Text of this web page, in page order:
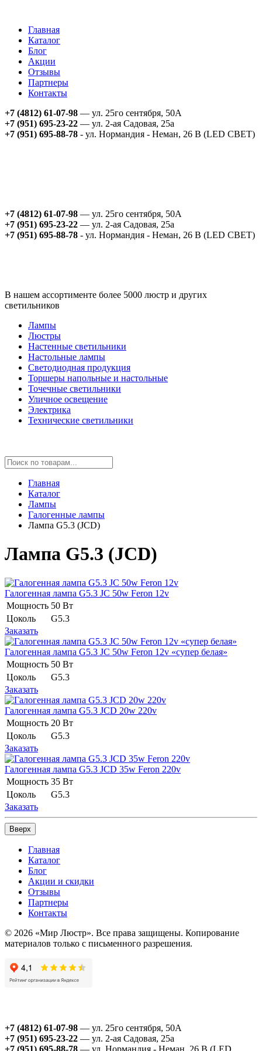
Главная
Каталог
Блог
Акции
Отзывы
Партнеры
Контакты
+7 (4812) 61-07-98 — ул. 25го сентября, 50А
+7 (951) 695-23-22 — ул. 2-ая Садовая, 25а
+7 (951) 695-88-78 - ул. Нормандия - Неман, 26 В (LED СВЕТ)
+7 (4812) 61-07-98 — ул. 25го сентября, 50А
+7 (951) 695-23-22 — ул. 2-ая Садовая, 25а
+7 (951) 695-88-78 - ул. Нормандия - Неман, 26 В (LED СВЕТ)
В нашем ассортименте более 5000 люстр и других
светильников
Лампы
Люстры
Настенные светильники
Настольные лампы
Светодиодная продукция
Торшеры напольные и настольные
Точечные светильники
Уличное освещение
Электрика
Технические светильники
Главная
Каталог
Лампы
Галогенные лампы
Лампа G5.3 (JCD)
Лампа G5.3 (JCD)
Галогенная лампа G5.3 JC 50w Feron 12v
Мощность 50 Вт
Цоколь
G5.3
Заказать
Галогенная лампа G5.3 JC 50w Feron 12v «супер белая»
Мощность 50 Вт
Цоколь
G5.3
Заказать
Галогенная лампа G5.3 JCD 20w 220v
Мощность 20 Вт
Цоколь
G5.3
Заказать
Галогенная лампа G5.3 JCD 35w Feron 220v
Мощность 35 Вт
Цоколь
G5.3
Заказать
Вверх
Главная
Каталог
Блог
Акции и скидки
Отзывы
Партнеры
Контакты
© 2026 «Мир Люстр». Все права защищены. Копирование
материалов только с письменного разрешения.
+7 (4812) 61-07-98 — ул. 25го сентября, 50А
+7 (951) 695-23-22 — ул. 2-ая Садовая, 25а
+7 (951) 695-88-78 — ул. Нормандия - Неман, 26 В (LED